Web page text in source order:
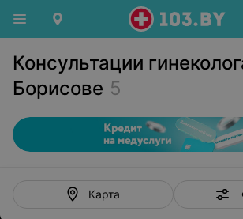
Консультации
Борисове 5
Карта